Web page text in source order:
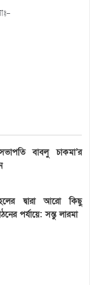
বাবলু চাকমা’র
দ্বারা আরো কিছু
পর্যায়ে: সন্তু লারমা